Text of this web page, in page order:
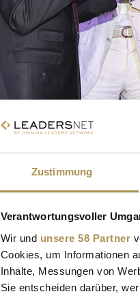
Zustimmung
Verantwortungsvoller
Wir und unsere 58 Partner
Cookies, um Informationen
Inhalte, Messungen von
Sie entscheiden darüber,